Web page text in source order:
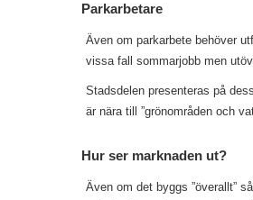
Parkarbetare
Även om parkarbete behöver
vissa fall sommarjobb men
Stadsdelen presenteras på
är nära till ”grönområden och
Hur ser marknaden ut?
Även om det byggs ”överallt”